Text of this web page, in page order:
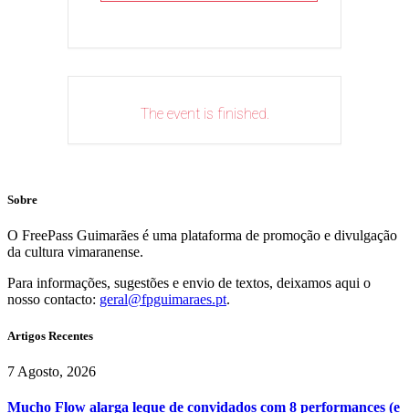
The event is finished.
Sobre
O FreePass Guimarães é uma plataforma de promoção e divulgação
da cultura vimaranense.
Para informações, sugestões e envio de textos, deixamos aqui o
nosso contacto: geral@fpguimaraes.pt.
Artigos Recentes
7 Agosto, 2026
Mucho Flow alarga leque de convidados com 8 performances (e